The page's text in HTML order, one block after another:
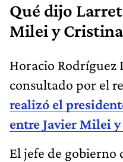
Qué dijo
Milei y
Horacio Rodríguez
consultado por el
realizó el
entre Javier Milei
El jefe de gobierno